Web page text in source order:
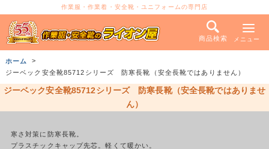
作業服・作業着・安全靴・ユニフォームの専門店
商品検索 メニュー
ホーム
ジーベック安全靴85712シリーズ 防寒長靴（安全長靴ではありません）
ジーベック安全靴85712シリーズ 防寒長靴（安全長靴ではありませ
ん）
寒さ対策に防寒長靴。
プラスチックキャップ先芯。軽くて暖かい。